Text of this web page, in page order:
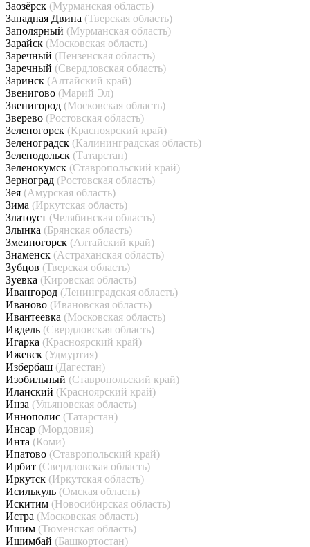
Заозёрск (Мурманская область)
Западная Двина (Тверская область)
Заполярный (Мурманская область)
Зарайск (Московская область)
Заречный (Пензенская область)
Заречный (Свердловская область)
Заринск (Алтайский край)
Звенигово (Марий Эл)
Звенигород (Московская область)
Зверево (Ростовская область)
Зеленогорск (Красноярский край)
Зеленоградск (Калининградская область)
Зеленодольск (Татарстан)
Зеленокумск (Ставропольский край)
Зерноград (Ростовская область)
Зея (Амурская область)
Зима (Иркутская область)
Златоуст (Челябинская область)
Злынка (Брянская область)
Змеиногорск (Алтайский край)
Знаменск (Астраханская область)
Зубцов (Тверская область)
Зуевка (Кировская область)
Ивангород (Ленинградская область)
Иваново (Ивановская область)
Ивантеевка (Московская область)
Ивдель (Свердловская область)
Игарка (Красноярский край)
Ижевск (Удмуртия)
Избербаш (Дагестан)
Изобильный (Ставропольский край)
Иланский (Красноярский край)
Инза (Ульяновская область)
Иннополис (Татарстан)
Инсар (Мордовия)
Инта (Коми)
Ипатово (Ставропольский край)
Ирбит (Свердловская область)
Иркутск (Иркутская область)
Исилькуль (Омская область)
Искитим (Новосибирская область)
Истра (Московская область)
Ишим (Тюменская область)
Ишимбай (Башкортостан)